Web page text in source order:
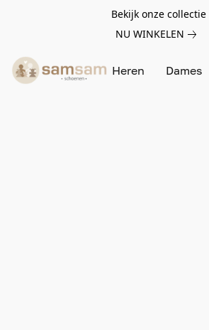
Bekijk onze collectie
NU WINKELEN
Heren Dames